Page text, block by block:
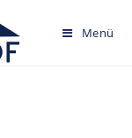
Menü